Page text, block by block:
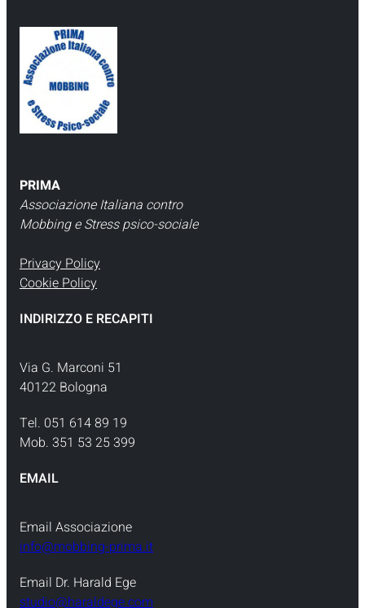
PRIMA
Associazione Italiana contro
Mobbing e Stress psico-sociale
Privacy Policy
Cookie Policy
INDIRIZZO E RECAPITI
Via G. Marconi 51
40122 Bologna
Tel. 051 614 89 19
Mob. 351 53 25 399
EMAIL
Email Associazione
info@mobbing-prima.it
Email Dr. Harald Ege
studio@haraldege.com